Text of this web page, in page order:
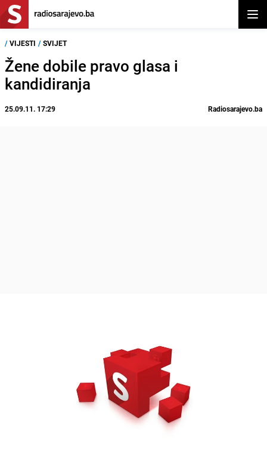
/ VIJESTI / SVIJET
Žene dobile pravo glasa i
kandidiranja
25.09.11. 17:29 Radiosarajevo.ba